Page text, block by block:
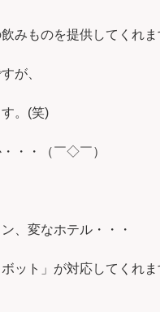
みものを提供してくれま
が、
。(笑)
・・（￣◇￣）
、変なホテル・・・
ット」が対応してくれま